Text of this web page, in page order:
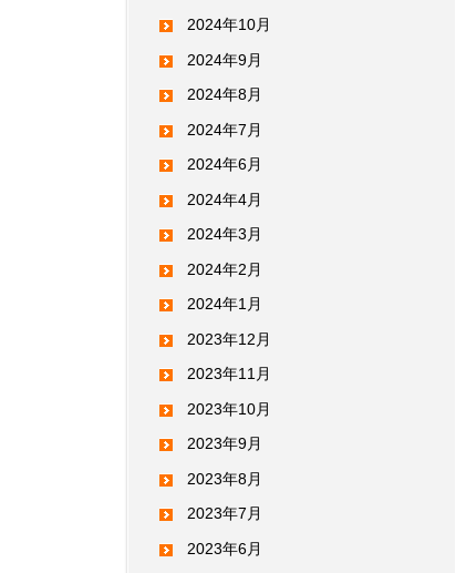
2024年10月
2024年9月
2024年8月
2024年7月
2024年6月
2024年4月
2024年3月
2024年2月
2024年1月
2023年12月
2023年11月
2023年10月
2023年9月
2023年8月
2023年7月
2023年6月